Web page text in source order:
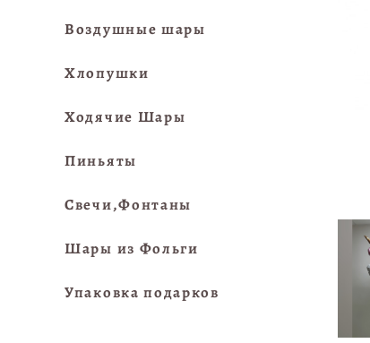
Воздушные шары
Хлопушки
Ходячие Шары
Пиньяты
Свечи,Фонтаны
Шары из Фольги
Упаковка подарков